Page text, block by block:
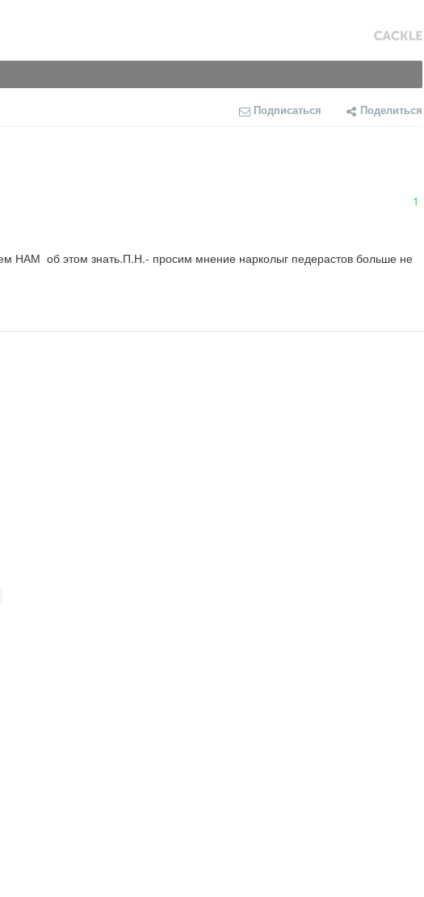
Подписаться Поделиться
1
НАМ  об этом знать.П.Н.- просим мнение нарколыг педерастов больше не